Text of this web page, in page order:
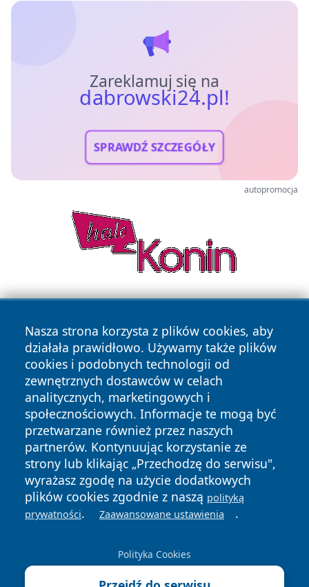
Zareklamuj się na
dabrowski24.pl!
SPRAWDŹ SZCZEGÓŁY
autopromocja
Nasza strona korzysta z plików cookies, aby
działała prawidłowo. Używamy także plików
cookies i podobnych technologii od
zewnętrznych dostawców w celach
analitycznych, marketingowych i
społecznościowych. Informacje te mogą być
przetwarzane również przez naszych
partnerów. Kontynuując korzystanie ze
strony lub klikając „Przechodzę do serwisu",
wyrażasz zgodę na użycie dodatkowych
plików cookies zgodnie z naszą polityką
prywatności. Zaawansowane ustawienia .
Polityka Cookies
Copyright © 2026 dabrowski24.pl Wszystkie prawa
zastrzeżone.
News Autorzy
Polityka
Prywatności
Polityka
Cookies